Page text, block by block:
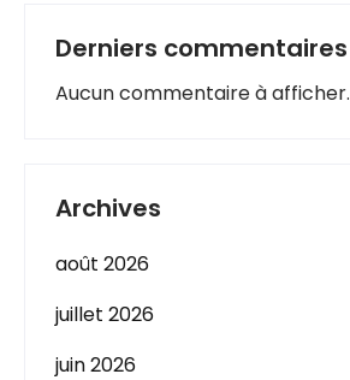
Derniers commentaires
Aucun commentaire à afficher.
Archives
août 2026
juillet 2026
juin 2026